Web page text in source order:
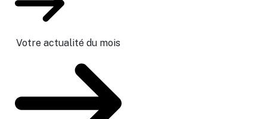
Votre actualité du mois